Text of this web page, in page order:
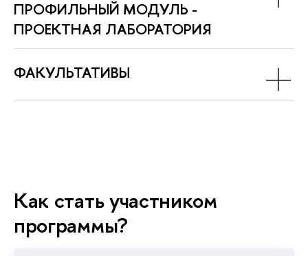
ПРОФИЛЬНЫЙ МОДУЛЬ -
ПРОЕКТНАЯ ЛАБОРАТОРИЯ
ФАКУЛЬТАТИВЫ
Как стать участником
программы?